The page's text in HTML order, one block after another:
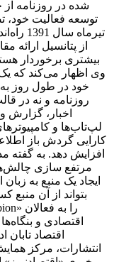
شده در روزنامه
توسعه فعالیت خود،
از پتانسیل ارائه
بیشتری برخوردار
وی اظهار می‌کند که یک
خود در طول روز به
روزنامه و نه در
اخبار، گزارش
لپ‌تاب‌ها و
کارایی گردش باز
افزایش دهد. به گفته
مرتفع سازی
ایجاد یک منبع به
بتواند از آن
اقتصادی و
اقتصاد
انتشارات، مرکز